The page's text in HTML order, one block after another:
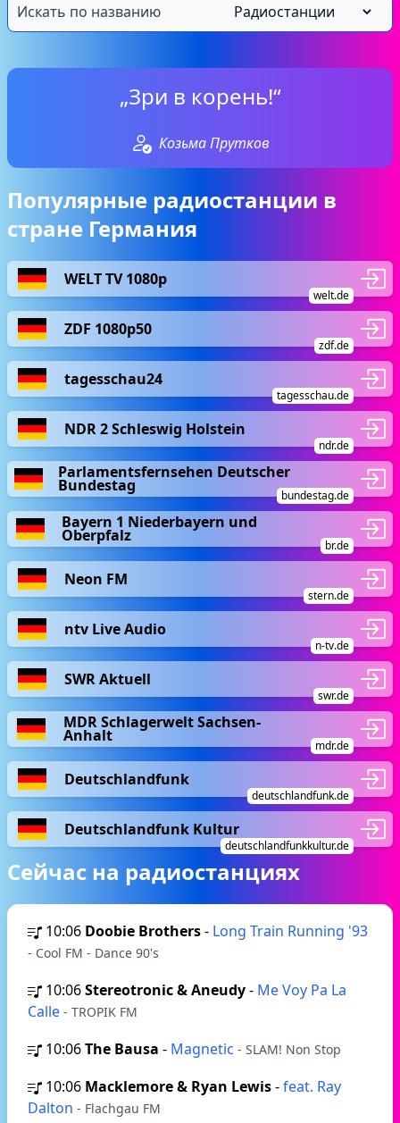
„Зри в корень!“
Козьма Прутков
Популярные радиостанции в
стране Германия
WELT TV 1080p
welt.de
ZDF 1080p50
zdf.de
tagesschau24
tagesschau.de
NDR 2 Schleswig Holstein
ndr.de
Parlamentsfernsehen Deutscher
Bundestag
bundestag.de
Bayern 1 Niederbayern und
Oberpfalz
br.de
Neon FM
stern.de
ntv Live Audio
n-tv.de
SWR Aktuell
swr.de
MDR Schlagerwelt Sachsen-
Anhalt
mdr.de
Deutschlandfunk
deutschlandfunk.de
Deutschlandfunk Kultur
deutschlandfunkkultur.de
Сейчас на радиостанциях
10:06 Doobie Brothers- Long Train Running '93
- Cool FM - Dance 90's
10:06Stereotronic & Aneudy- Me Voy Pa La
Calle - TROPIK FM
10:06The Bausa - Magnetic - SLAM! Non Stop
10:06 Macklemore & Ryan Lewis-feat. Ray
Dalton - Flachgau FM